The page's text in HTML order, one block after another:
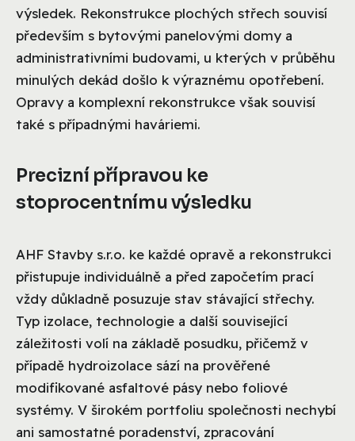
výsledek. Rekonstrukce plochých střech souvisí
především s bytovými panelovými domy a
administrativními budovami, u kterých v průběhu
minulých dekád došlo k výraznému opotřebení.
Opravy a komplexní rekonstrukce však souvisí
také s případnými haváriemi.
Precizní přípravou ke
stoprocentnímu výsledku
AHF Stavby s.r.o. ke každé opravě a rekonstrukci
přistupuje individuálně a před započetím prací
vždy důkladně posuzuje stav stávající střechy.
Typ izolace, technologie a další související
záležitosti volí na základě posudku, přičemž v
případě hydroizolace sází na prověřené
modifikované asfaltové pásy nebo foliové
systémy. V širokém portfoliu společnosti nechybí
ani samostatné poradenství, zpracování